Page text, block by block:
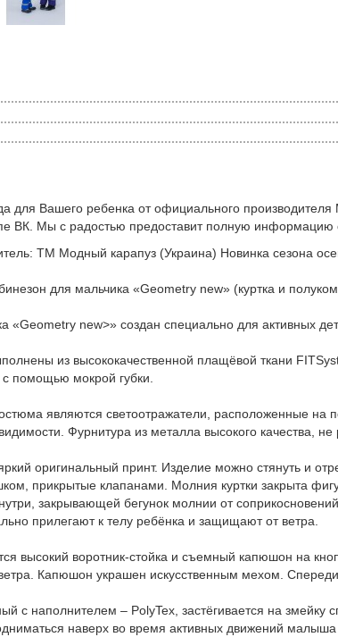
для Вашего ребенка от официального
ВК. Мы с радостью предоставит полную информацию
ТМ Модный карапуз (Украина) Новинка сезона
для мальчика «Geometry new» (куртка и
«Geometry new>» создан специально для активных
из высококачественной плащёвой ткани
с помощью мокрой губки.
являются светоотражатели, расположенные на
Фурнитура из металла высокого качества,
оригинальный принт. Изделие можно стянуть и
прикрытые клапанами. Молния куртки закрыта
закрывающей бегунок молнии от
прилегают к телу ребёнка и защищают от ветра.
высокий воротник-стойка и съемный капюшон на
Капюшон украшен искусственным мехом.
с наполнителем – PolyTex, застёгивается на
наверх во время активных движений